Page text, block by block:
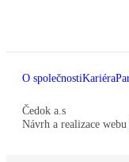
O společnostiKariéra
Čedok a.s
Návrh a realizace webu